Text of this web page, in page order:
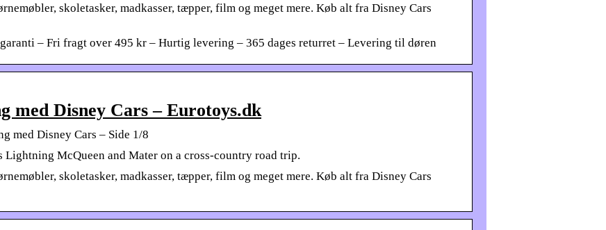
skoletasker, madkasser, tæpper, film og meget mere. Køb alt fra Disney Cars
– Fri fragt over 495 kr – Hurtig levering – 365 dages returret – Levering til døren
med Disney Cars – Eurotoys.dk
med Disney Cars – Side 1/8
Lightning McQueen and Mater on a cross-country road trip.
skoletasker, madkasser, tæpper, film og meget mere. Køb alt fra Disney Cars